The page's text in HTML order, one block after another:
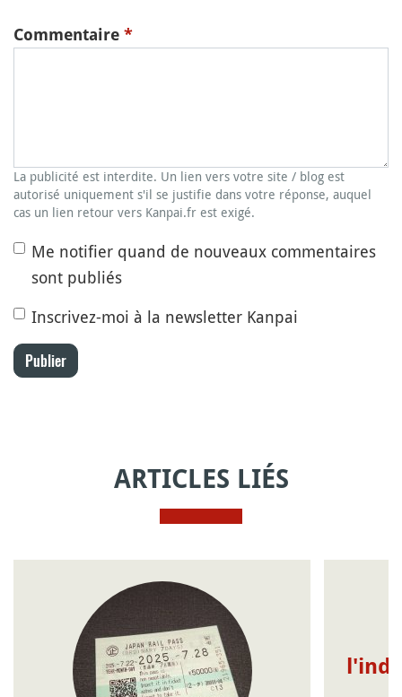
Commentaire *
La publicité est interdite. Un lien vers votre site / blog est
autorisé uniquement s'il se justifie dans votre réponse, auquel
cas un lien retour vers Kanpai.fr est exigé.
Me notifier quand de nouveaux commentaires
sont publiés
Inscrivez-moi à la newsletter Kanpai
Publier
ARTICLES LIÉS